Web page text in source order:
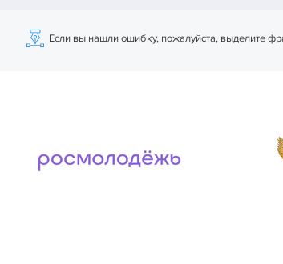
Если вы нашли ошибку, пожалуйста, выделите